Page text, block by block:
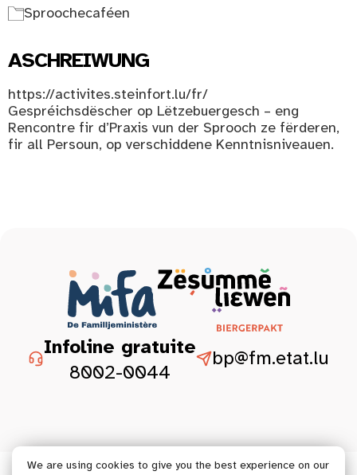
Sproochecaféen
ASCHREIWUNG
https://activites.steinfort.lu/fr/
Gespréichsdëscher op Lëtzebuergesch – eng
Rencontre fir d’Praxis vun der Sprooch ze fërderen,
fir all Persoun, op verschiddene Kenntnisniveauen.
Infoline gratuite
8002-0044
bp@fm.etat.lu
We are using cookies to give you the best experience on our